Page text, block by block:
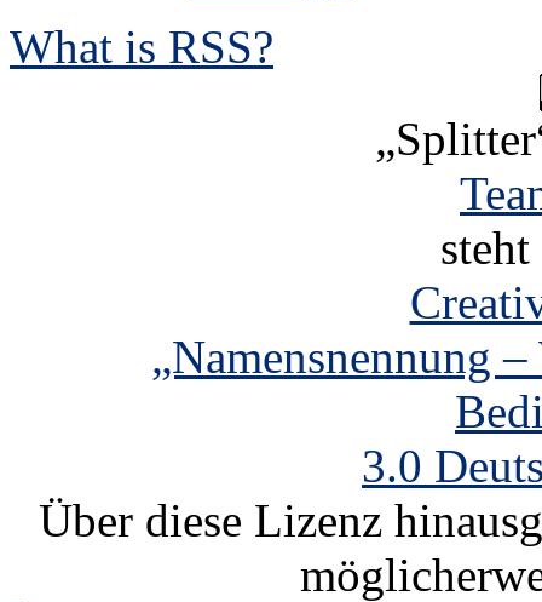
What is RSS?
„Namensnennung
3.0
Über diese Lizenz